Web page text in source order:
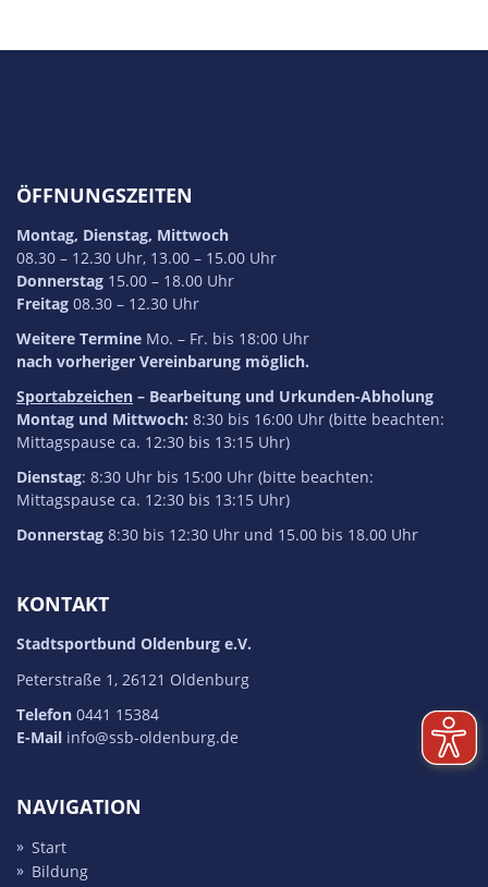
ÖFFNUNGSZEITEN
Montag, Dienstag, Mittwoch
08.30 – 12.30 Uhr, 13.00 – 15.00 Uhr
Donnerstag 15.00 – 18.00 Uhr
Freitag 08.30 – 12.30 Uhr
Weitere Termine Mo. – Fr. bis 18:00 Uhr
nach vorheriger Vereinbarung möglich.
Sportabzeichen – Bearbeitung und Urkunden-Abholung
Montag und Mittwoch: 8:30 bis 16:00 Uhr (bitte beachten:
Mittagspause ca. 12:30 bis 13:15 Uhr)
Dienstag: 8:30 Uhr bis 15:00 Uhr (bitte beachten:
Mittagspause ca. 12:30 bis 13:15 Uhr)
Donnerstag 8:30 bis 12:30 Uhr und 15.00 bis 18.00 Uhr
KONTAKT
Stadtsportbund Oldenburg e.V.
Peterstraße 1, 26121 Oldenburg
Telefon 0441 15384
E-Mail info@ssb-oldenburg.de
NAVIGATION
Start
Bildung